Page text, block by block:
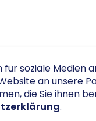
soziale
an unsere
die Sie ihnen
.